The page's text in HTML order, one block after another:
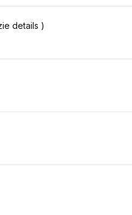
details )